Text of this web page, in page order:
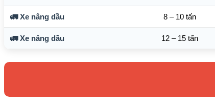
🚛 Xe nâng dầu 8 – 10 tấn
🚛 Xe nâng dầu 12 – 15 tấn